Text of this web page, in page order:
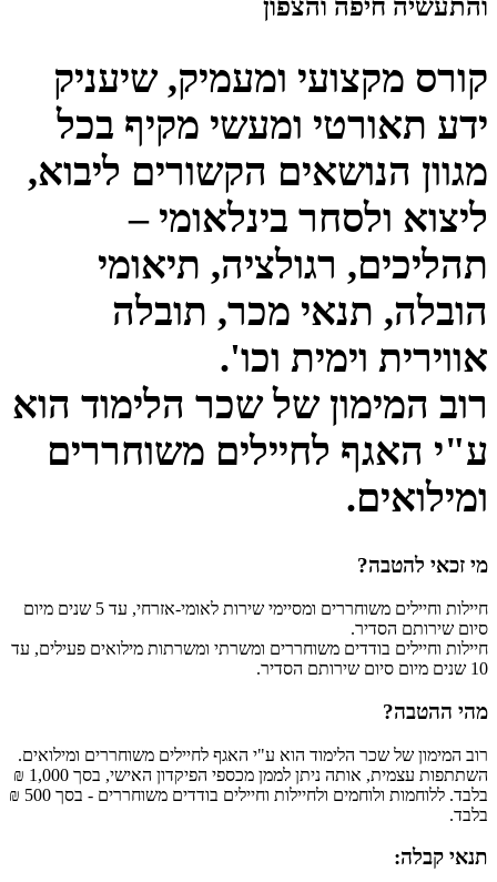
והתעשיה חיפה והצפון
​​קורס מקצועי ומעמיק, שיעניק
ידע תאורטי ומעשי מקיף בכל
מגוון הנושאים הקשורים ליבוא,
ליצוא ולסחר בינלאומי –
תהליכים, רגולציה, תיאומי
הובלה, תנאי מכר, תובלה
אווירית וימית וכו'.
רוב המימון של שכר הלימוד הוא
ע"י האגף לחיילים משוחררים
ומילואים.​​​
​​מי זכאי להטבה?
חיילות וחיילים משוחררים ומסיימי שירות לאומי-אזרחי, עד 5 שנים מיום
סיום שירותם הסדיר.
חיילות וחיילים בודדים משוחררים ומשרתי ומשרתות מילואים פעילים, עד
10 שנים מיום סיום שירותם הסדיר.​
מהי ההטבה?
רוב המימון של שכר הלימוד הוא ע"י האגף לחיילים משוחררים ומילואים.
השתתפות עצמית, אותה ניתן לממן מכספי הפיקדון האישי, בסך 1,000 ₪
בלבד. ללוחמות ולוחמים ולחיילות וחיילים בודדים משוחררים - בסך 500 ₪
בלבד.
תנאי קבלה: